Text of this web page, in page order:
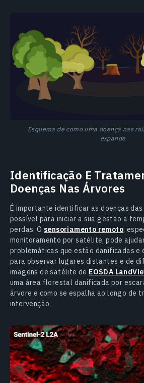
Esquema de como uma doença nas
expande
Identificação E
Doenças Nas Árvores
É importante identificar as doenças
possível para iniciar a sua gestão a
perdas. O sensoriamento remoto,
monitoramento por satélite, pode
problemáticas que estão danificadas e
para observar lugares distantes e de
imagens de satélite de EOSDA
uma área florestal danificada por
árvore e como se espalha ao longo de
intervenção.